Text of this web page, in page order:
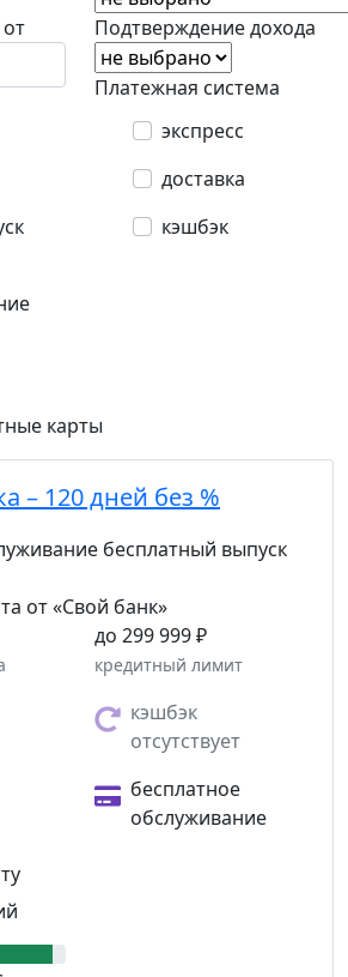
Подтверждение дохода
Платежная система
экспресс
доставка
кэшбэк
карты
– 120 дней без %
бесплатный выпуск
до 299 999 ₽
кредитный лимит
кэшбэк
отсутствует
бесплатное
обслуживание